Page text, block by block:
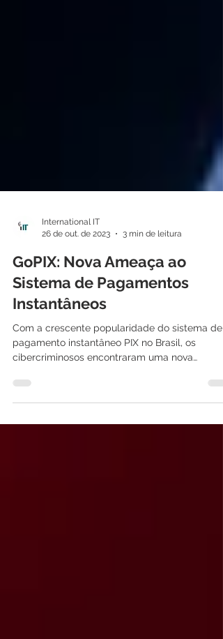
26 de out. de 2023
3 min de leitura
GoPIX: Nova Ameaça ao
Sistema de Pagamentos
Instantâneos
Com a crescente popularidade do sistema de
cibercriminosos encontraram uma nova